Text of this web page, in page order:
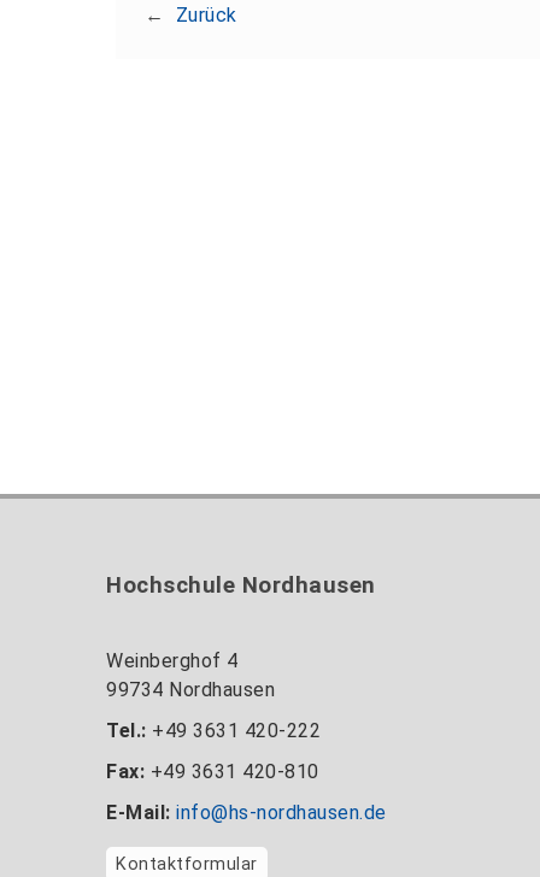
← Zurück
Hochschule Nordhausen
Weinberghof 4
99734 Nordhausen
Tel.: +49 3631 420-222
Fax: +49 3631 420-810
E-Mail: info@hs-nordhausen.de
Kontaktformular